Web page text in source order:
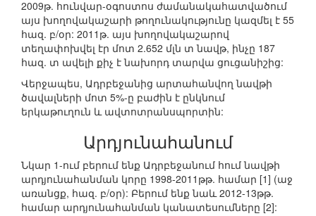
2009թ. հունվար-օգոստոս ժամանակահատվածում
այս խողովակաշարի թողունակությունը կազմել է 55
հազ. բ/օր: 2011թ. այս խողովակաշարով
տեղափոխվել էր մոտ 2.652 մլն տ նավթ, ինչը 187
հազ. տ ավելի քիչ է նախորդ տարվա ցուցանիշից:
Վերջապես, Ադրբեջանից արտահանվող նավթի
ծավալների մոտ 5%-ը բաժին է ընկնում
երկաթուղուն և ավտոտրանսպորտին:
Արդյունահանում
Նկար 1-ում բերում ենք Ադրբեջանում հում նավթի
արդյունահանման կորը 1998-2011թթ. համար [1] (աջ
առանցք, հազ. բ/օր): Բերում ենք նաև 2012-13թթ.
համար արդյունահանման կանատեսումները [2]: